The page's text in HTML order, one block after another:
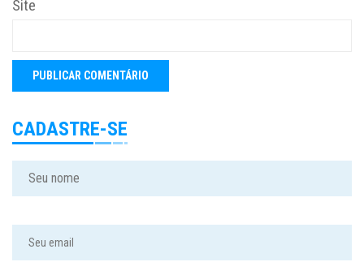
Site
CADASTRE-SE